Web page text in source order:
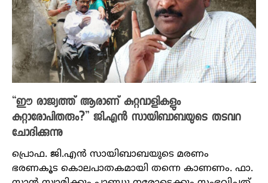
“ഈ രാജ്യത്ത്‌ ആരാണ് കുറ്റവാളികളും
കുറ്റാരോപിതരും?” ജി.എൻ സായിബാബയുടെ തടവറ
ചോദിക്കുന്നു
പ്രൊഫ. ജി.എൻ സായിബാബയുടെ മരണം
ഭരണകൂട കൊലപാതകമായി തന്നെ കാണണം. ഫാ.